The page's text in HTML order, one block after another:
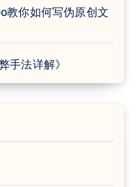
教你如何写伪原创文
手法详解》